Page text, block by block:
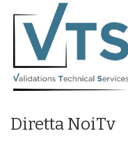
Diretta NoiTv